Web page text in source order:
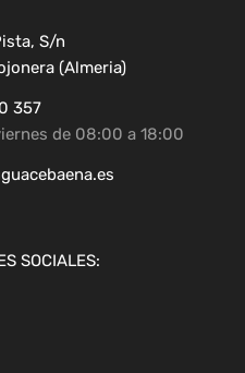
S/n
(Almeria)
357
de 08:00 a 18:00
SOCIALES: